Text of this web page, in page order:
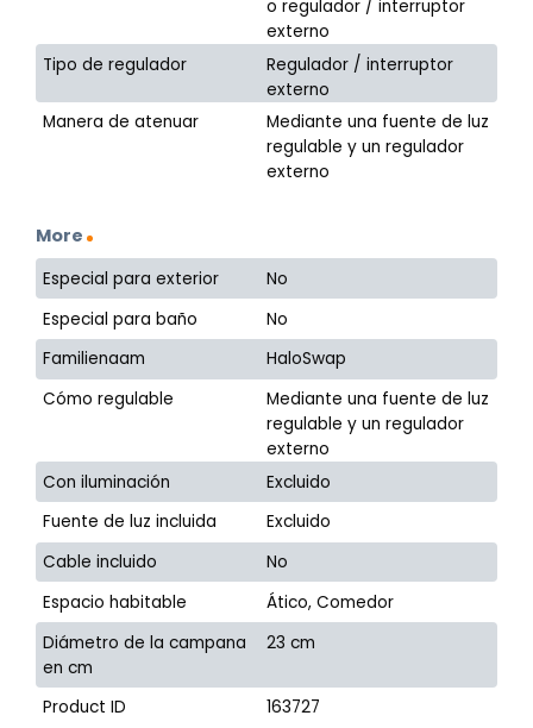
o regulador / interruptor
externo
Tipo de regulador
Regulador / interruptor
externo
Manera de atenuar
Mediante una fuente de luz
regulable y un regulador
externo
More
Especial para exterior
No
Especial para baño
No
Familienaam
HaloSwap
Cómo regulable
Mediante una fuente de luz
regulable y un regulador
externo
Con iluminación
Excluido
Fuente de luz incluida
Excluido
Cable incluido
No
Espacio habitable
Ático, Comedor
Diámetro de la campana
en cm
23 cm
Product ID 163727